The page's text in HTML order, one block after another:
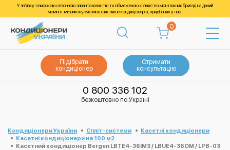
У зв’язку з високою сезонною завантаженістю та обмеженою кількістю монтажних бригад на даний
момент ми виконуємо монтаж лише кондиціонерів, придбаних у нас.
0
Підібрати
кондиціонер
Отримати
консультацію
0 800 336 102
безкоштовно по Україні
Кондиціонери України Спліт-системи
Касетні кондиціонери
Касетні кондиціонери на 100 м2
Касетний кондиціонер Bergen LBTE4-36IM3 / LBUE4-36OM / LPB-03